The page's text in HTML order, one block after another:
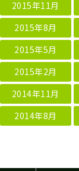
2015年11月
2015年8月
2015年5月
2015年2月
2014年11月
2014年8月